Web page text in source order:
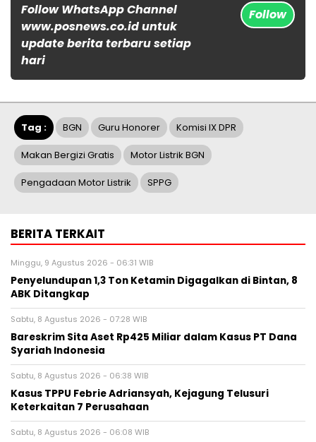
Follow WhatsApp Channel
www.posnews.co.id untuk
update berita terbaru setiap
hari
Follow
Tag : BGN Guru Honorer Komisi IX DPR
Makan Bergizi Gratis Motor Listrik BGN
Pengadaan Motor Listrik SPPG
BERITA TERKAIT
Minggu, 9 Agustus 2026 - 06:31 WIB
Penyelundupan 1,3 Ton Ketamin Digagalkan di Bintan, 8
ABK Ditangkap
Sabtu, 8 Agustus 2026 - 07:28 WIB
Bareskrim Sita Aset Rp425 Miliar dalam Kasus PT Dana
Syariah Indonesia
Sabtu, 8 Agustus 2026 - 06:38 WIB
Kasus TPPU Febrie Adriansyah, Kejagung Telusuri
Keterkaitan 7 Perusahaan
Sabtu, 8 Agustus 2026 - 06:08 WIB